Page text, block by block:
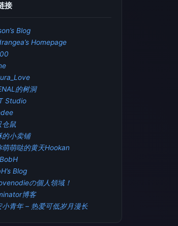
接
Blog
Homepage
的树洞
Studio
仓鼠
的小卖铺
萌萌哒的黄天Hookan
Blog
の個人領域！
博客
小青年 – 热爱可低岁月漫长